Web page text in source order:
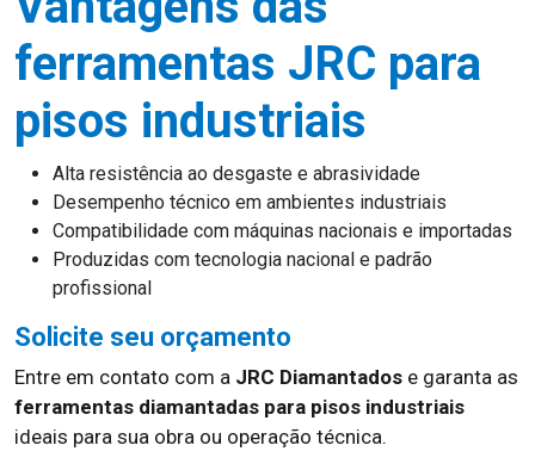
ferramentas JRC para
pisos industriais
Alta resistência ao desgaste e abrasividade
Desempenho técnico em ambientes industriais
Compatibilidade com máquinas nacionais e importadas
Produzidas com tecnologia nacional e padrão
profissional
Solicite seu orçamento
Entre em contato com a JRC Diamantados e garanta as
ferramentas diamantadas para pisos industriais
ideais para sua obra ou operação técnica.